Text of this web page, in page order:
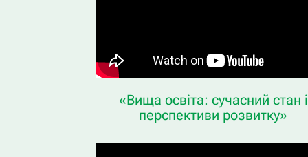
«Вища освіта: сучасний стан і
перспективи розвитку»